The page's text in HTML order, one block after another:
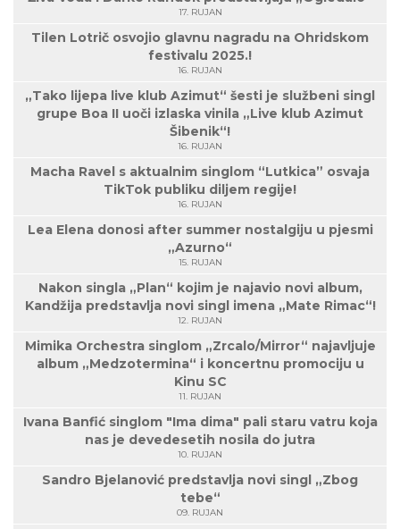
17. RUJAN
Tilen Lotrič osvojio glavnu nagradu na Ohridskom
festivalu 2025.!
16. RUJAN
„Tako lijepa live klub Azimut“ šesti je službeni singl
grupe Boa II uoči izlaska vinila „Live klub Azimut
Šibenik“!
16. RUJAN
Macha Ravel s aktualnim singlom “Lutkica” osvaja
TikTok publiku diljem regije!
16. RUJAN
Lea Elena donosi after summer nostalgiju u pjesmi
„Azurno“
15. RUJAN
Nakon singla „Plan“ kojim je najavio novi album,
Kandžija predstavlja novi singl imena „Mate Rimac“!
12. RUJAN
Mimika Orchestra singlom „Zrcalo/Mirror“ najavljuje
album „Medzotermina“ i koncertnu promociju u
Kinu SC
11. RUJAN
Ivana Banfić singlom "Ima dima" pali staru vatru koja
nas je devedesetih nosila do jutra
10. RUJAN
Sandro Bjelanović predstavlja novi singl „Zbog
tebe“
09. RUJAN